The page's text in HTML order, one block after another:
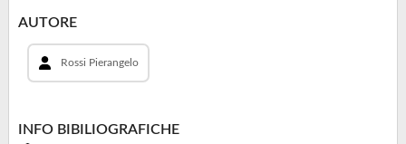
AUTORE
Rossi Pierangelo
INFO BIBILIOGRAFICHE